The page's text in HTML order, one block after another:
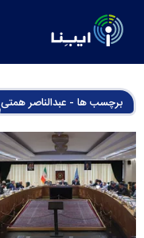
برچسب ها - عبدالناصر همتی